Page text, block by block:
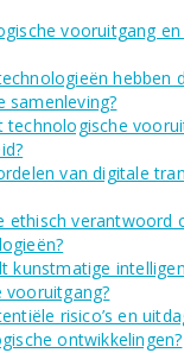
vooruitgang
hebben
samenleving?
technologische
van digitale
ethisch verantwoord
kunstmatige
vooruitgang?
risico’s en
ontwikkelingen?